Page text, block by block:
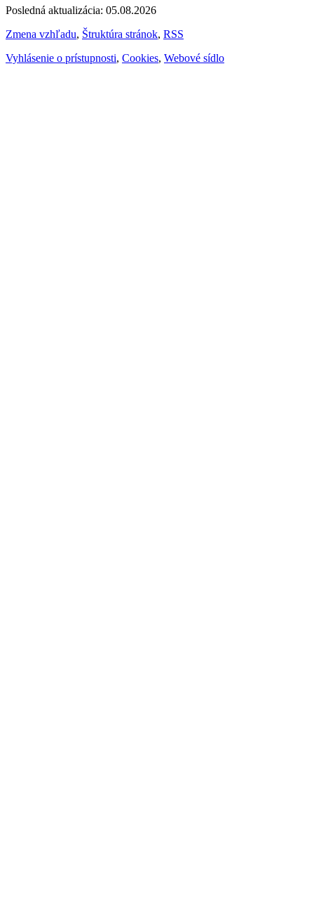
Posledná aktualizácia: 05.08.2026
Zmena vzhľadu, Štruktúra stránok, RSS
Vyhlásenie o prístupnosti, Cookies, Webové sídlo